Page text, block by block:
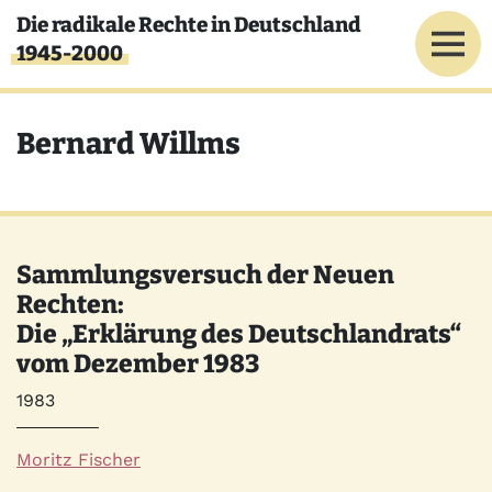
Direkt zum Inhalt
Die radikale Rechte in Deutschland
1945-2000
Bernard Willms
Sammlungsversuch der Neuen
Rechten:
Die „Erklärung des Deutschlandrats“
vom Dezember 1983
Jahr
1983
Autor*innen
Moritz Fischer